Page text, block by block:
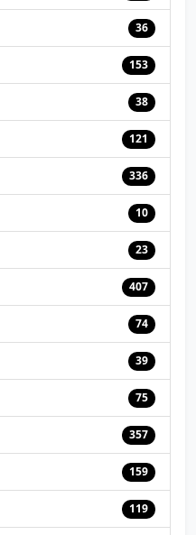
36
153
38
121
336
10
23
407
74
39
75
357
159
119